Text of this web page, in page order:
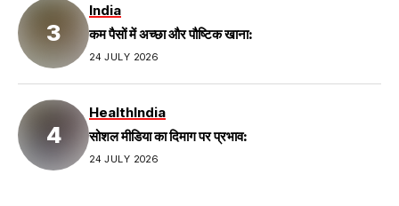
India
कम पैसों में अच्छा और पौष्टिक खाना:
24 JULY 2026
HealthIndia
सोशल मीडिया का दिमाग पर प्रभाव:
24 JULY 2026